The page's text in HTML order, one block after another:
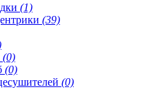
(1)
(39)
(0)
(0)
(0)